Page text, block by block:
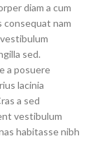
diam a cum
consequat nam
sed.
a posuere
lacinia
a sed
vestibulum
habitasse nibh